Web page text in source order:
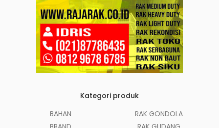
Kategori produk
BAHAN
RAK GONDOLA